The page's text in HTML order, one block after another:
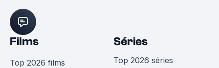
Films
Top 2026 films
Séries
Top 2026 séries